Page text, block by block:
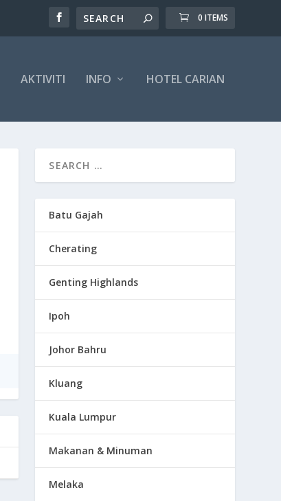
0 ITEMS
AKTIVITI INFO HOTEL CARIAN
Batu Gajah
Cherating
Genting Highlands
Ipoh
Johor Bahru
Kluang
Kuala Lumpur
Makanan & Minuman
Melaka